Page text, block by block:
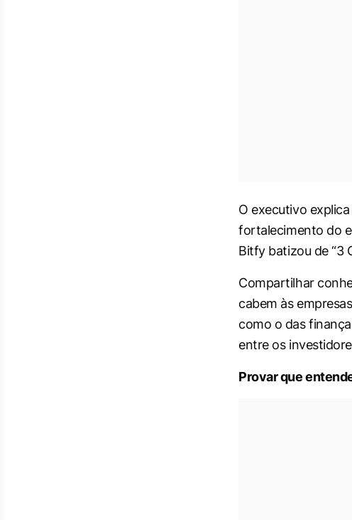
O executivo
fortalecimento do
Bitfy batizou de “3
Compartilhar
cabem às
como o das
entre os
Provar que